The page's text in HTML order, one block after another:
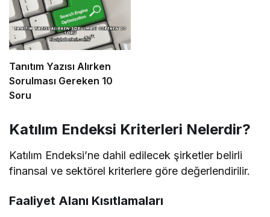
Tanıtım Yazısı Alırken
Sorulması Gereken 10
Soru
Katılım Endeksi Kriterleri Nelerdir?
Katılım Endeksi’ne dahil edilecek şirketler belirli
finansal ve sektörel kriterlere göre değerlendirilir.
Faaliyet Alanı Kısıtlamaları